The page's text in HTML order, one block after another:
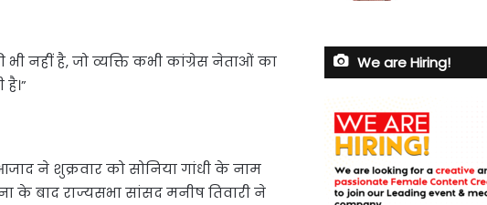
नहीं है, जो व्यक्ति कभी कांग्रेस नेताओं का
ने शुक्रवार को सोनिया गांधी के नाम
के बाद राज्यसभा सांसद मनीष तिवारी ने
We are Hiring!